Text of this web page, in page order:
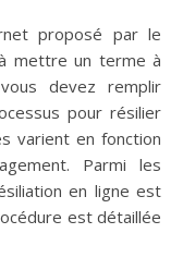
mettre un terme à
devez remplir
pour résilier
varient en fonction
Parmi les
en ligne est
est détaillée